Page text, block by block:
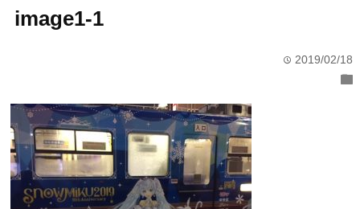
image1-1
time 2019/02/18
folder